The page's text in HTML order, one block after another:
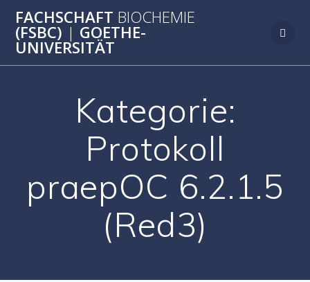
Inhalt
FACHSCHAFT BIOCHEMIE
(FSBC) | GOETHE-
UNIVERSITÄT
Kategorie:
Protokoll
praepOC 6.2.1.5
(Red3)